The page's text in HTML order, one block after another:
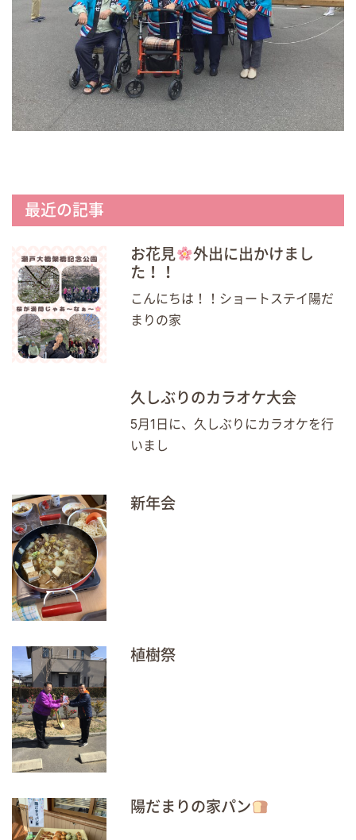
最近の記事
お花見
外出に出かけまし
た！！
こんにちは！！ショートステイ陽だ
まりの家
久しぶりのカラオケ大会
5月1日に、久しぶりにカラオケを行
いまし
新年会
植樹祭
陽だまりの家パン